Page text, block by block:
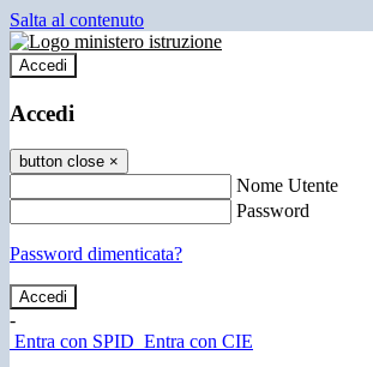
Salta al contenuto
Accedi
Accedi
button close ×
Nome Utente
Password
Password dimenticata?
-
Entra con SPID Entra con CIE